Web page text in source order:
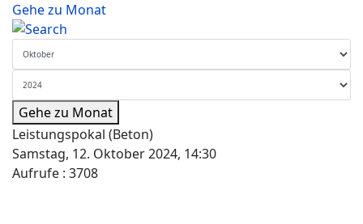
Gehe zu Monat
Gehe zu Monat
Leistungspokal (Beton)
Samstag, 12. Oktober 2024, 14:30
Aufrufe : 3708